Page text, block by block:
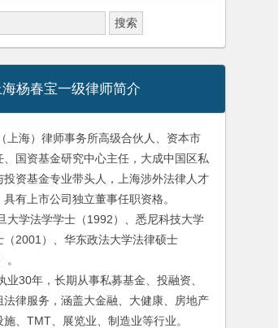
杨春宝一级律师简介
上海）律师事务所高级合伙人、资本市
、国资基金研究中心主任，大成中国区私
投资基金专业带头人，上海涉外法律人才
具有上市公司独立董事任职资格。
学法学学士（1992）、悉尼科技大学
（2001）、华东政法大学法律硕士
。
30年，长期从事私募基金、投融资、
法律服务，涵盖大金融、大健康、房地产
施、TMT、展览业、制造业等行业。